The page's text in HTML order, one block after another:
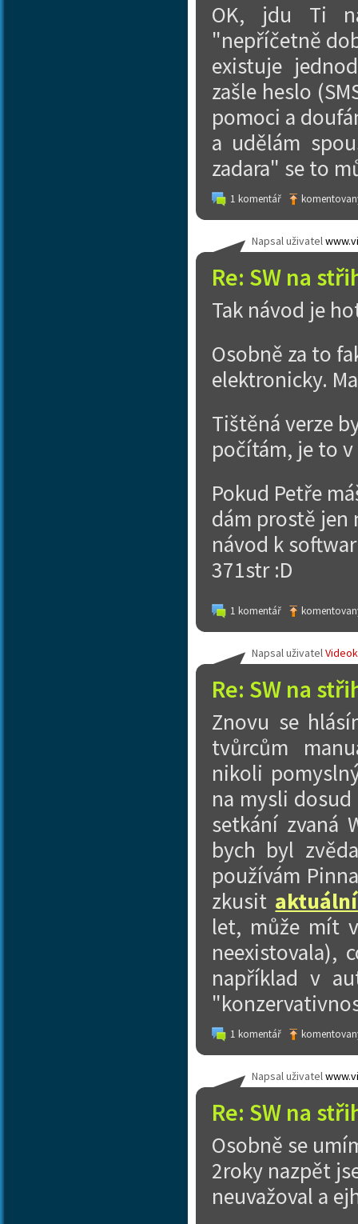
OK, jdu Ti
"nepříčetně
existuje
zašle heslo
pomoci a
a udělám
zadara" se to
1 komentář
Re: SW na
Napsal uživatel
Tak návod je
Osobně za to
elektronicky.
Tištěná verze
počítám, je to
Pokud Petře
dám prostě jen
návod k
371str :D
1 komentář
Re: SW na
Napsal uživatel
Znovu se
tvůrcům
nikoli
na mysli
setkání zvaná
bych byl
používám
zkusit
let, může mít
neexistovala),
například v
1 komentář
Re: SW na
Napsal uživatel
Osobně se
2roky nazpět
neuvažoval a